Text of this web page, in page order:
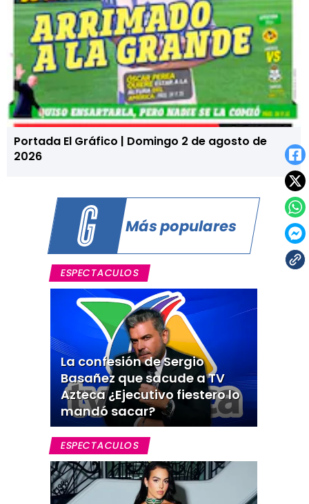
Portada El Gráfico | Domingo 2 de agosto de
2026
Más populares
ESPECTACULOS
La confesión de Sergio
Basañez que sacude a TV
Azteca ¿Ejecutivo fiestero lo
mandó sacar?
ESPECTACULOS